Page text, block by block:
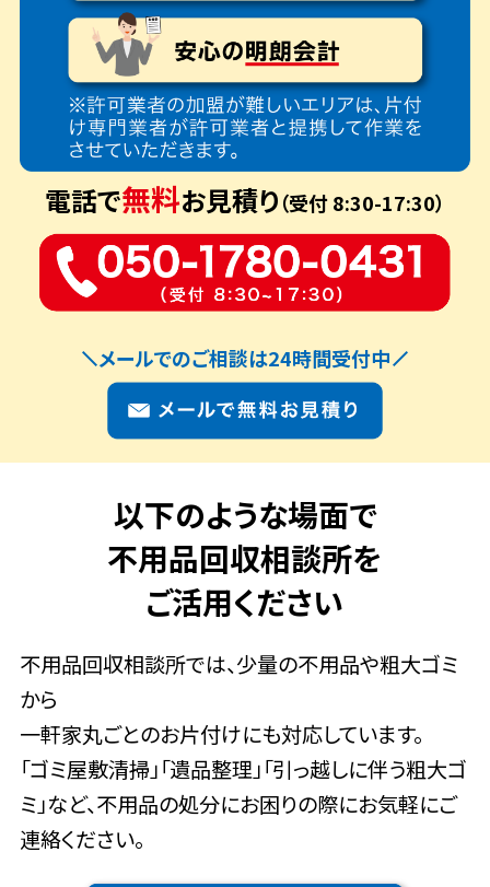
電話で無料お見積り（受付 8:30-17:30）
メールでのご相談は24時間受付中
以下のような場面で
不用品回収相談所を
ご活用ください
不用品回収相談所では、少量の不用品や粗大ゴミ
から
一軒家丸ごとのお片付けにも対応しています。
「ゴミ屋敷清掃」「遺品整理」「引っ越しに伴う粗大ゴ
ミ」など、不用品の処分にお困りの際にお気軽にご
連絡ください。